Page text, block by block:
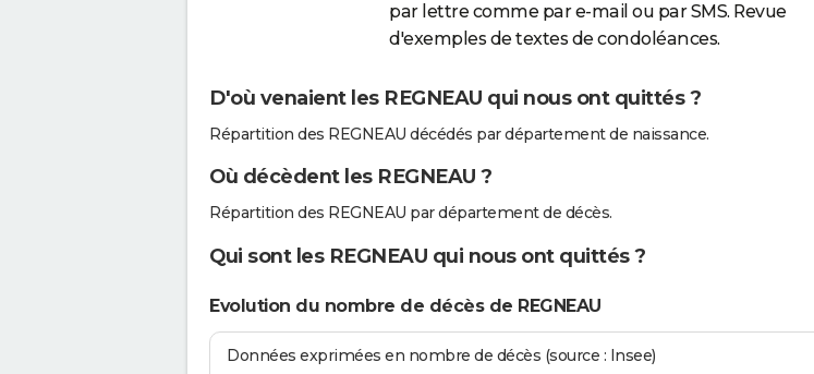
par lettre comme par e-mail ou par SMS. Revue
d'exemples de textes de condoléances.
D'où venaient les REGNEAU qui nous ont quittés ?
Répartition des REGNEAU décédés par département de naissance.
Où décèdent les REGNEAU ?
Répartition des REGNEAU par département de décès.
Qui sont les REGNEAU qui nous ont quittés ?
Evolution du nombre de décès de REGNEAU
Données exprimées en nombre de décès (source : Insee)